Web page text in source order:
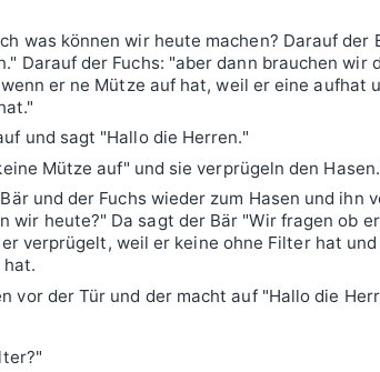
was können wir heute machen? Darauf der
Darauf der Fuchs: "aber dann brauchen wir
er ne Mütze auf hat, weil er eine aufhat
und sagt "Hallo die Herren."
Mütze auf" und sie verprügeln den Hasen.
und der Fuchs wieder zum Hasen und ihn
wir heute?" Da sagt der Bär "Wir fragen ob
verprügelt, weil er keine ohne Filter hat
vor der Tür und der macht auf "Hallo die